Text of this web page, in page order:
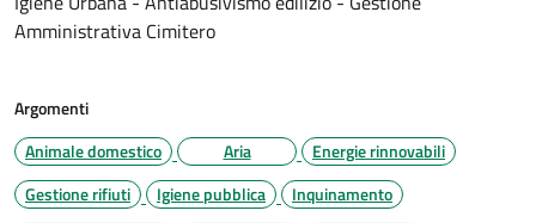
Amministrativa Cimitero
Argomenti
Animale domestico
Aria
Energie rinnovabili
Gestione rifiuti
Igiene pubblica
Inquinamento